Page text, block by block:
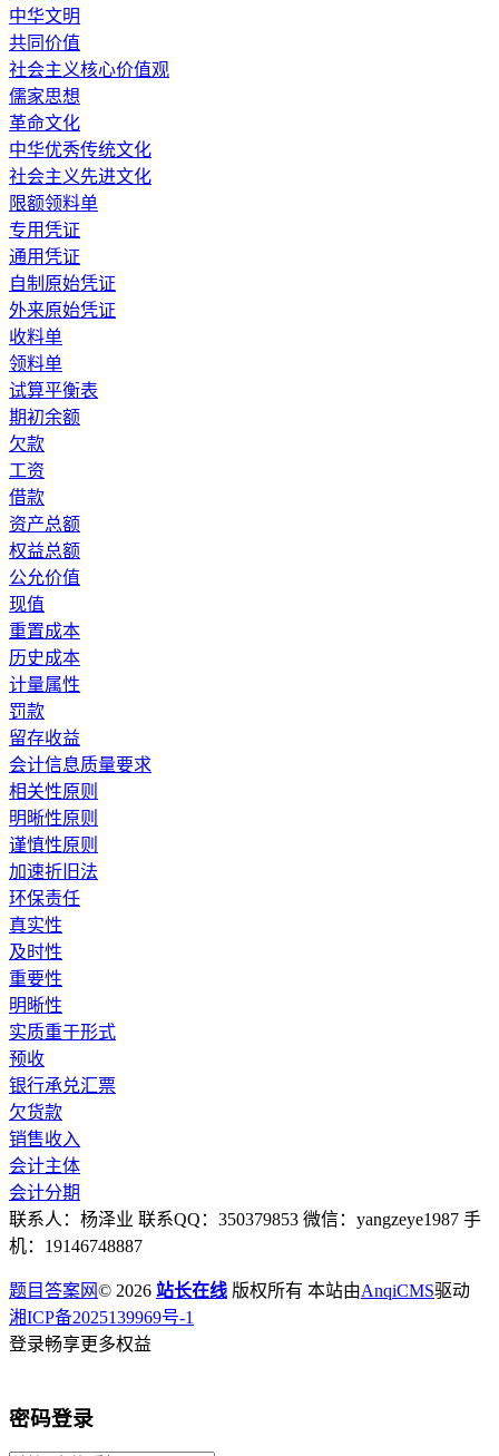
中华文明
共同价值
社会主义核心价值观
儒家思想
革命文化
中华优秀传统文化
社会主义先进文化
限额领料单
专用凭证
通用凭证
自制原始凭证
外来原始凭证
收料单
领料单
试算平衡表
期初余额
欠款
工资
借款
资产总额
权益总额
公允价值
现值
重置成本
历史成本
计量属性
罚款
留存收益
会计信息质量要求
相关性原则
明晰性原则
谨慎性原则
加速折旧法
环保责任
真实性
及时性
重要性
明晰性
实质重于形式
预收
银行承兑汇票
欠货款
销售收入
会计主体
会计分期
联系人：杨泽业 联系QQ：350379853 微信：yangzeye1987 手
机：19146748887
题目答案网© 2026 站长在线 版权所有 本站由AnqiCMS驱动
湘ICP备2025139969号-1
登录畅享更多权益
密码登录